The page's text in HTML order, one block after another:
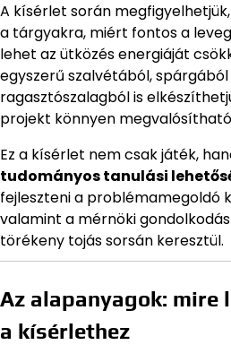
A kísérlet során
a tárgyakra, miért fontos a
lehet az ütközés energiáját
egyszerű szalvétából,
ragasztószalagból is
projekt könnyen
Ez a kísérlet nem csak játék,
tudományos tanulási
fejleszteni a problémamegoldó
valamint a mérnöki
törékeny tojás sorsán keresztül.
Az alapanyagok: mire
a kísérlethez